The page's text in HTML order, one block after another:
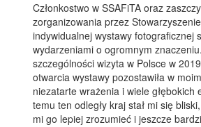
Członkostwo w SSAFiTA oraz
zorganizowania przez
indywidualnej wystawy fotograficznej
wydarzeniami o ogromnym
szczególności wizyta w Polsce w
otwarcia wystawy pozostawiła w
niezatarte wrażenia i wiele głębokich
temu ten odległy kraj stał mi się
mi go lepiej zrozumieć i jeszcze